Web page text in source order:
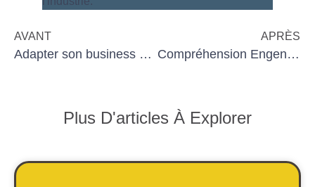
AVANT
Adapter son business model en période d’incertitude
APRÈS
Compréhension Engendrée par l’IA : Usinage et Défis de Compétence
Plus D'articles À Explorer